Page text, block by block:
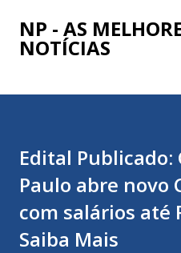
Pular para o
NP - AS
NOTÍCIAS
Edital Publicado:
Paulo abre novo
com salários até
Saiba Mais